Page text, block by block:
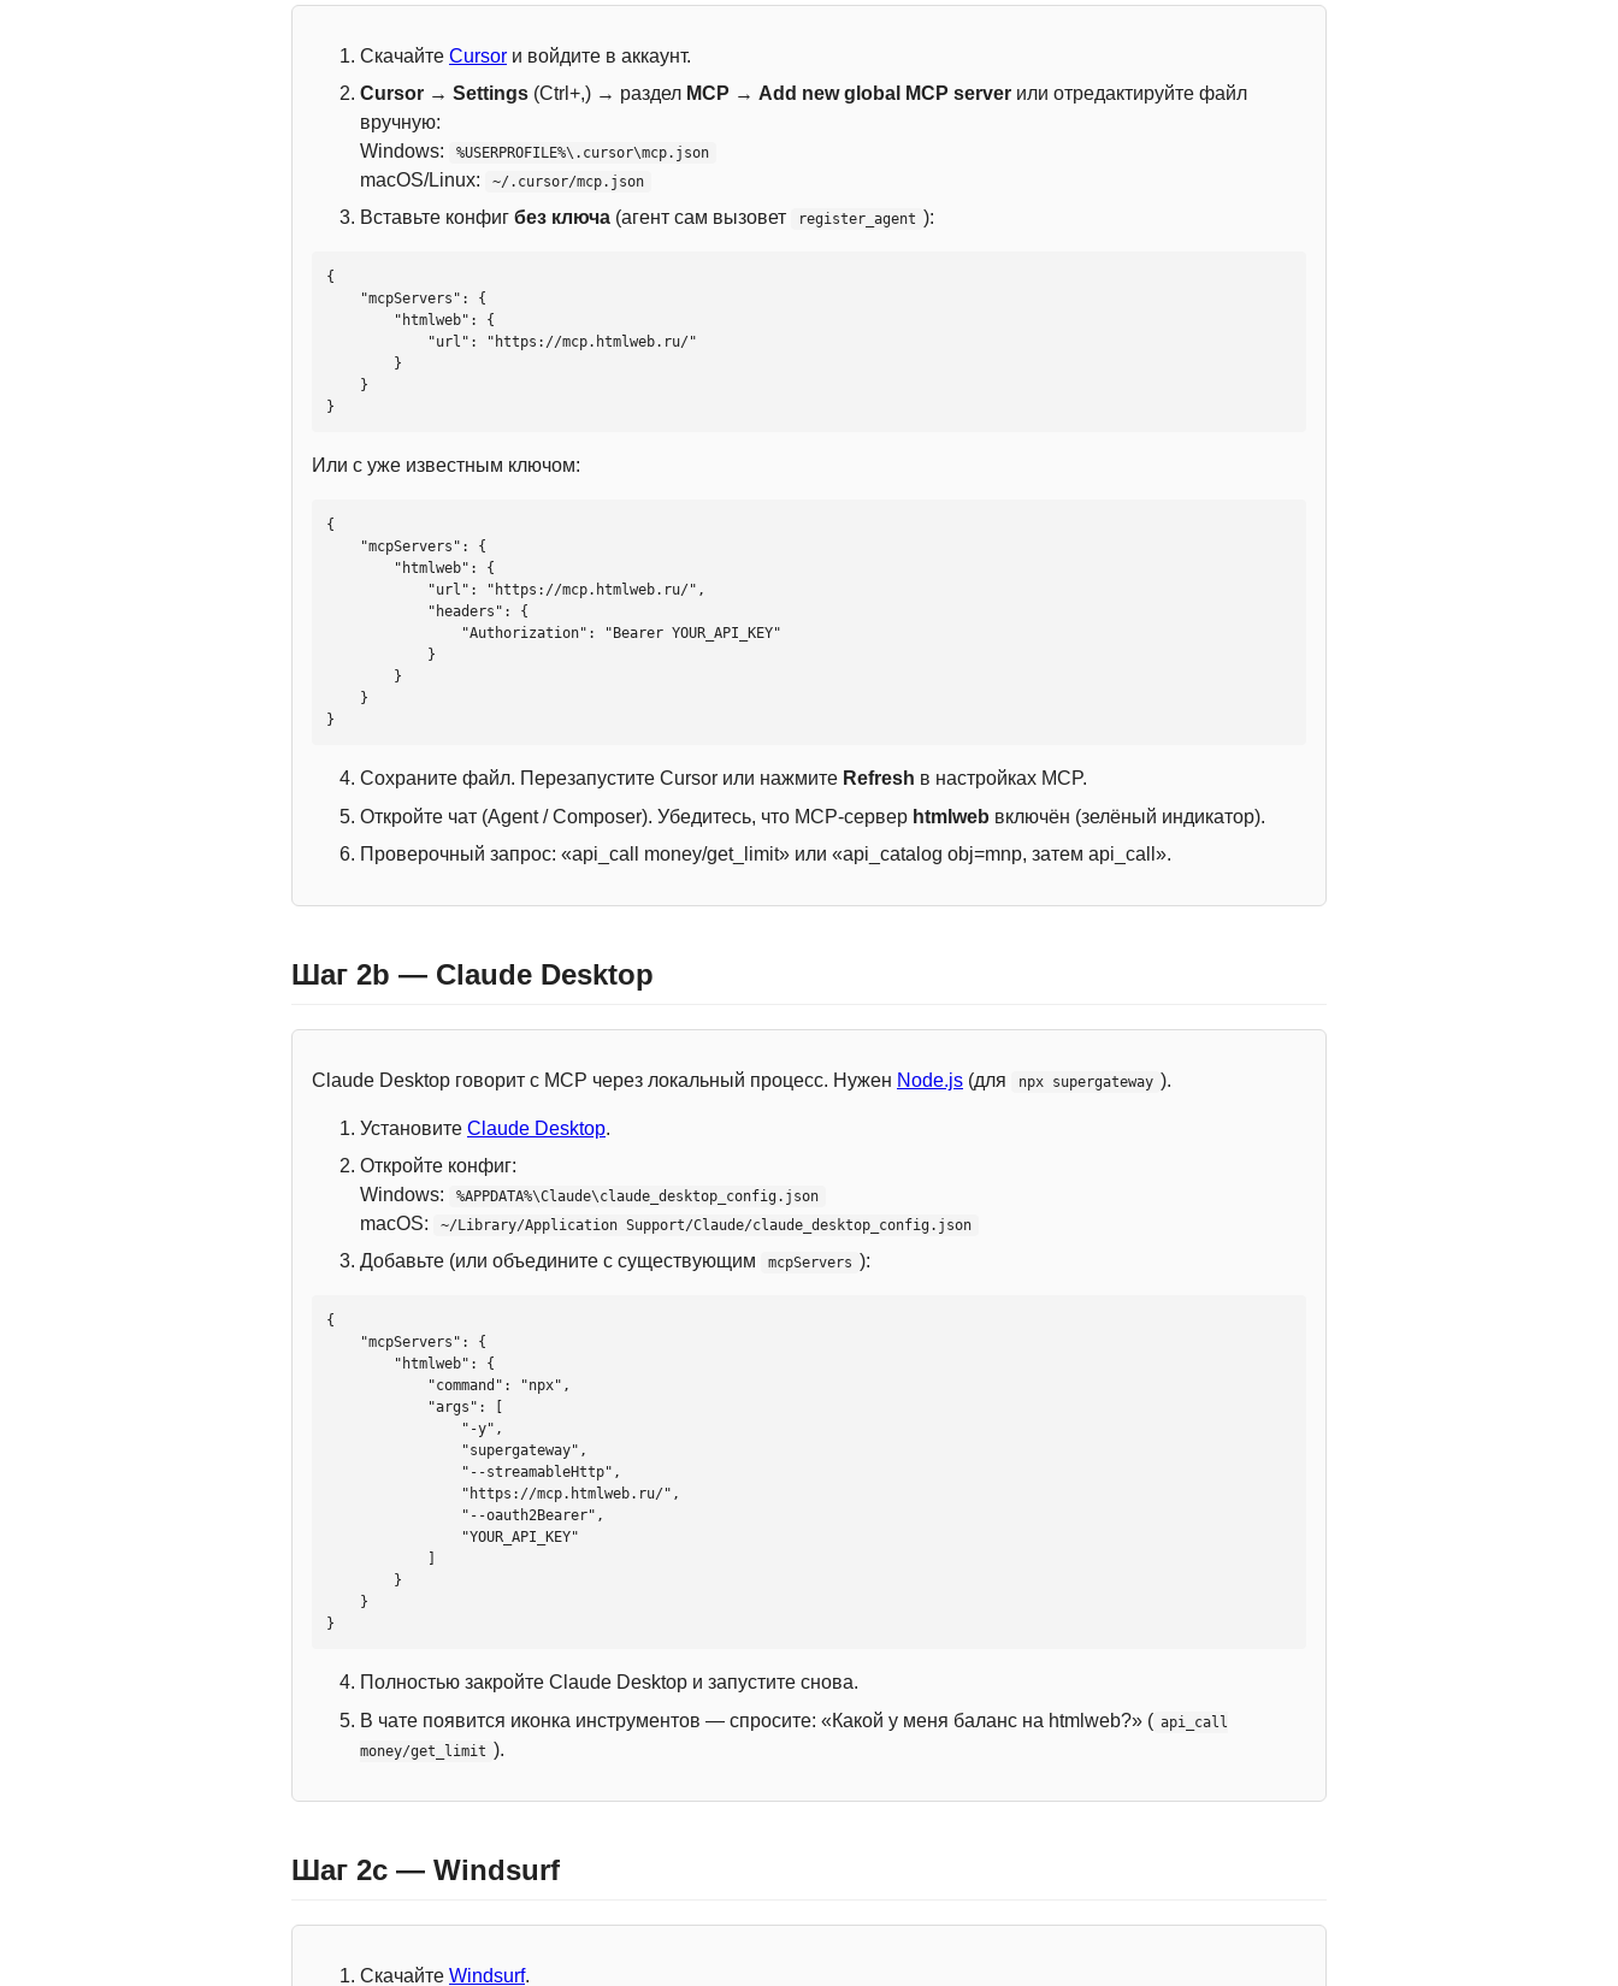
Скачайте Cursor и войдите в аккаунт.
Cursor → Settings (Ctrl+,) → раздел MCP → Add new global MCP server или отредактируйте файл
вручную:
Windows:
%USERPROFILE%\.cursor\mcp.json
macOS/Linux: ~/.cursor/mcp.json
Вставьте конфиг без ключа (агент сам вызовет register_agent ):
{
}
Или с уже известным ключом:
{
}
Сохраните файл. Перезапустите Cursor или нажмите Refresh в настройках MCP.
Откройте чат (Agent / Composer). Убедитесь, что MCP-сервер htmlweb включён (зелёный индикатор).
Проверочный запрос: «api_call money/get_limit» или «api_catalog obj=mnp, затем api_call».
Шаг 2b — Claude Desktop
Claude Desktop говорит с MCP через локальный процесс. Нужен Node.js (для npx supergateway ).
Установите Claude Desktop.
Откройте конфиг:
Windows:
%APPDATA%\Claude\claude_desktop_config.json
macOS: ~/Library/Application Support/Claude/claude_desktop_config.json
Добавьте (или объедините с существующим mcpServers ):
{
}
Полностью закройте Claude Desktop и запустите снова.
В чате появится иконка инструментов — спросите: «Какой у меня баланс на htmlweb?» ( api_call
money/get_limit ).
Шаг 2c — Windsurf
Скачайте Windsurf.